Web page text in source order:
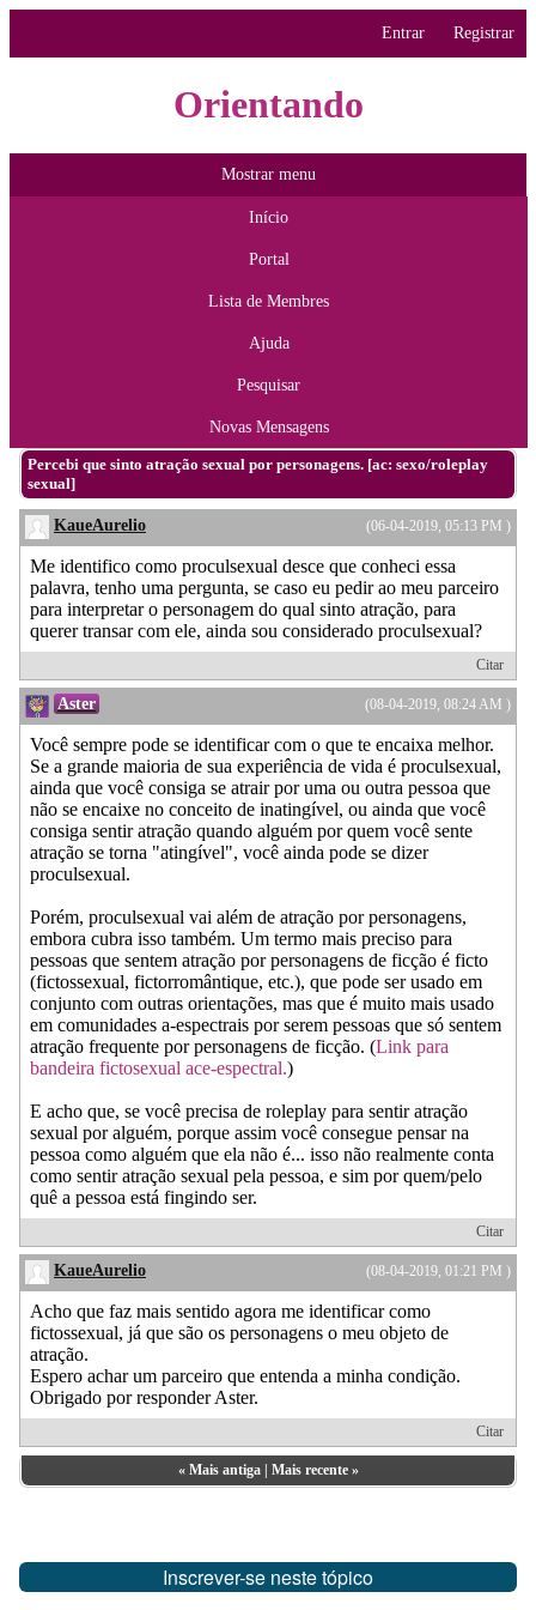
Entrar Registrar
Orientando
Mostrar menu
Início
Portal
Lista de Membres
Ajuda
Pesquisar
Novas Mensagens
Percebi que sinto atração sexual por personagens. [ac: sexo/roleplay
sexual]
(06-04-2019, 05:13 PM )
KaueAurelio
Me identifico como proculsexual desce que conheci essa
palavra, tenho uma pergunta, se caso eu pedir ao meu parceiro
para interpretar o personagem do qual sinto atração, para
querer transar com ele, ainda sou considerado proculsexual?
Citar
(08-04-2019, 08:24 AM )
Aster
Você sempre pode se identificar com o que te encaixa melhor.
Se a grande maioria de sua experiência de vida é proculsexual,
ainda que você consiga se atrair por uma ou outra pessoa que
não se encaixe no conceito de inatingível, ou ainda que você
consiga sentir atração quando alguém por quem você sente
atração se torna "atingível", você ainda pode se dizer
proculsexual.
Porém, proculsexual vai além de atração por personagens,
embora cubra isso também. Um termo mais preciso para
pessoas que sentem atração por personagens de ficção é ficto
(fictossexual, fictorromântique, etc.), que pode ser usado em
conjunto com outras orientações, mas que é muito mais usado
em comunidades a-espectrais por serem pessoas que só sentem
atração frequente por personagens de ficção. (Link para
bandeira fictosexual ace-espectral.)
E acho que, se você precisa de roleplay para sentir atração
sexual por alguém, porque assim você consegue pensar na
pessoa como alguém que ela não é... isso não realmente conta
como sentir atração sexual pela pessoa, e sim por quem/pelo
quê a pessoa está fingindo ser.
Citar
(08-04-2019, 01:21 PM )
KaueAurelio
Acho que faz mais sentido agora me identificar como
fictossexual, já que são os personagens o meu objeto de
atração.
Espero achar um parceiro que entenda a minha condição.
Obrigado por responder Aster.
Citar
« Mais antiga| Mais recente»
Inscrever-se neste tópico